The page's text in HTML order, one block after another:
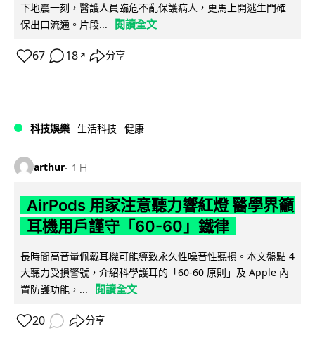
下地震一刻，醫護人員臨危不亂保護病人，更馬上開逃生門確
保出口流通。片段...
閱讀全文
67 18 ↗ 分享
科技娛樂 生活科技 健康
arthur 1 日
AirPods 用家注意聽力響紅燈 醫學界籲
耳機用戶謹守「60-60」鐵律
長時間高音量佩戴耳機可能導致永久性噪音性聽損。本文盤點 4
大聽力受損警號，介紹科學護耳的「60-60 原則」及 Apple 內
置防護功能，...
閱讀全文
20 分享